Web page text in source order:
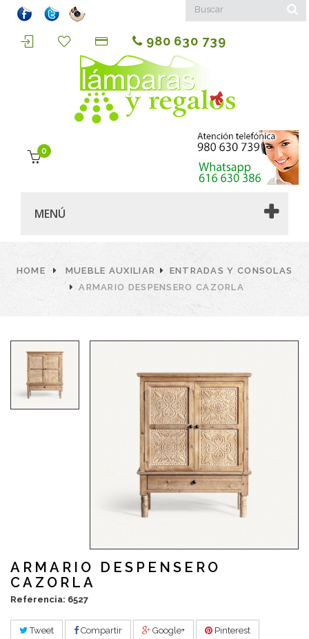
980 630 739
0
MENÚ
HOME MUEBLE AUXILIAR
ENTRADAS Y CONSOLAS
ARMARIO DESPENSERO CAZORLA
ARMARIO DESPENSERO
CAZORLA
Referencia: 6527
Tweet Compartir Google+ Pinterest